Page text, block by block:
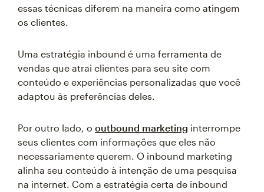
essas técnicas diferem na maneira como atingem
os clientes.
Uma estratégia inbound é uma ferramenta de
vendas que atrai clientes para seu site com
conteúdo e experiências personalizadas que você
adaptou às preferências deles.
Por outro lado, o outbound marketing interrompe
seus clientes com informações que eles não
necessariamente querem. O inbound marketing
alinha seu conteúdo à intenção de uma pesquisa
na internet. Com a estratégia certa de inbound